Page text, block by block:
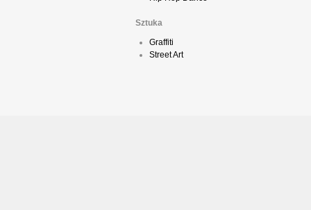
Sztuka
Graffiti
Street Art